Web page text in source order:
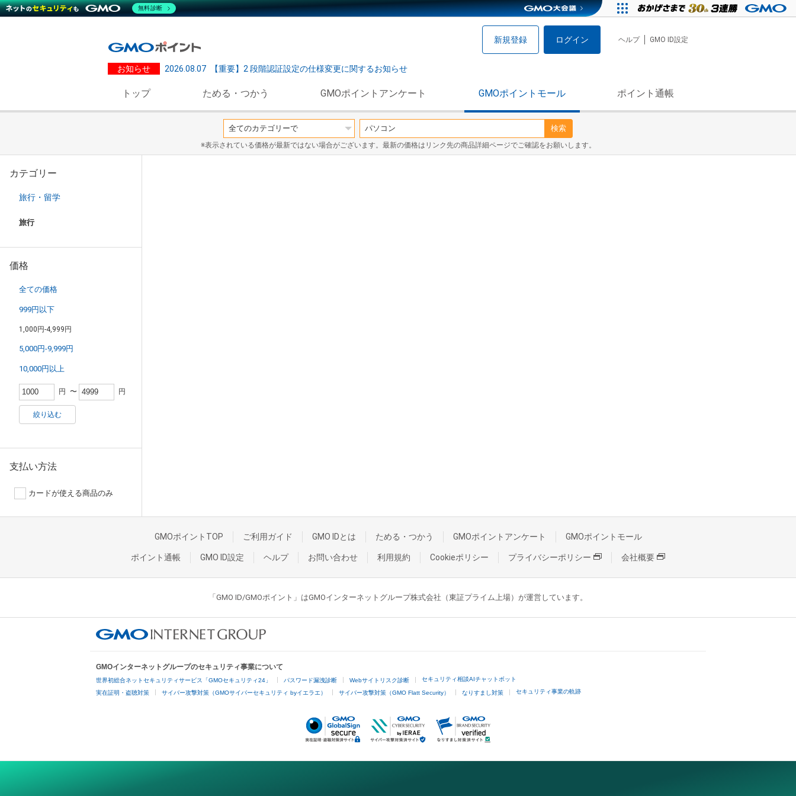
新規登録 ログイン ヘルプ GMO ID設定
お知らせ 2026.08.07 【重要】2 段階認証設定の仕様変更に関するお知らせ
トップ ためる・つかう GMOポイントアンケート GMOポイントモール ポイント通帳
検索
※表示されている価格が最新ではない場合がございます。最新の価格はリンク先の商品詳細ページでご確認をお願いします。
カテゴリー
旅行・留学
旅行
価格
全ての価格
999円以下
1,000円-4,999円
5,000円-9,999円
10,000円以上
円 〜 円
絞り込む
支払い方法
カードが使える商品のみ
GMOポイントTOP ご利用ガイド GMO IDとは ためる・つかう GMOポイントアンケート GMOポイントモール
ポイント通帳 GMO ID設定 ヘルプ お問い合わせ 利用規約 Cookieポリシー プライバシーポリシー 会社概要
「GMO ID/GMOポイント」はGMOインターネットグループ株式会社（東証プライム上場）が運営しています。
GMOインターネットグループのセキュリティ事業について
世界初総合ネットセキュリティサービス「GMOセキュリティ24」 パスワード漏洩診断 Webサイトリスク診断 セキュリティ相談AIチャットボット
実在証明・盗聴対策 サイバー攻撃対策（GMOサイバーセキュリティ byイエラエ） サイバー攻撃対策（GMO Flatt Security） なりすまし対策 セキュリティ事業の軌跡
無料診断